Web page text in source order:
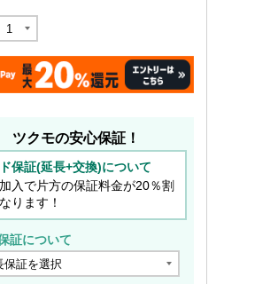
ツクモの安心保証！
保証(延長+交換)について
入で片方の保証料金が20％割
ります！
証について